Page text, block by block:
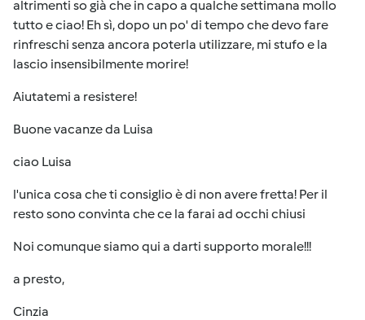
altrimenti so già che in capo a qualche settimana mollo
tutto e ciao! Eh sì, dopo un po' di tempo che devo fare
rinfreschi senza ancora poterla utilizzare, mi stufo e la
lascio insensibilmente morire!
Aiutatemi a resistere!
Buone vacanze da Luisa
ciao Luisa
l'unica cosa che ti consiglio è di non avere fretta! Per il
resto sono convinta che ce la farai ad occhi chiusi
Noi comunque siamo qui a darti supporto morale!!!
a presto,
Cinzia